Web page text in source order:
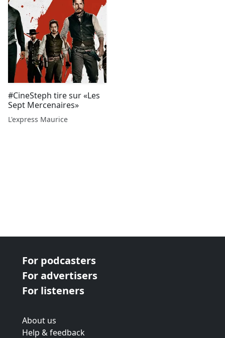
#CineSteph tire sur «Les
Sept Mercenaires»
L'express Maurice
For podcasters
For advertisers
For listeners
About us
Help & feedback